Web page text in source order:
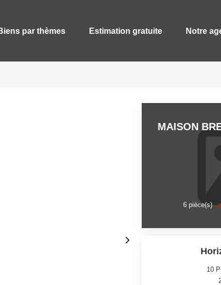
par thèmes Estimation gratuite Notre
MAISON
6pièce(s)
10